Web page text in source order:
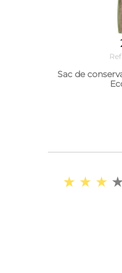
Sac de